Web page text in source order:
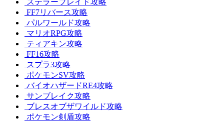
ステラーブレイド攻略
FF7リバース攻略
パルワールド攻略
マリオRPG攻略
ティアキン攻略
FF16攻略
スプラ3攻略
ポケモンSV攻略
バイオハザードRE4攻略
サンブレイク攻略
ブレスオブザワイルド攻略
ポケモン剣盾攻略